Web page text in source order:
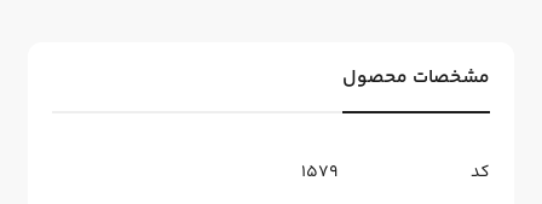
مشخصات محصول
کد
1579